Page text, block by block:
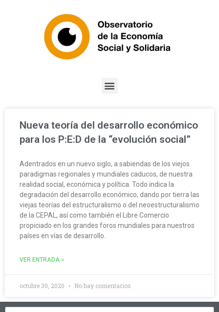
Nueva teoría del desarrollo económico
para los P:E:D de la “evolución social”
Adentrados en un nuevo siglo, a sabiendas de los viejos
paradigmas regionales y mundiales caducos, de nuestra
realidad social, económica y política. Todo indica la
degradación del desarrollo económico; dando por tierra las
viejas teorías del estructuralismo o del neoestructuralismo
de la CEPAL, así como también el Libre Comercio
propiciado en los grandes foros mundiales para nuestros
países en vías de desarrollo.
VER ENTRADA »
octubre 30, 2020 No hay comentarios